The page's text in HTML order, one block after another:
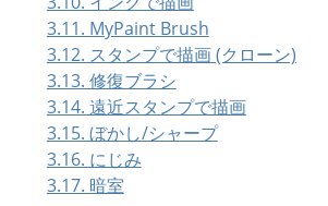
3.11. MyPaint Brush
3.12. スタンプで描画 (クローン)
3.13. 修復ブラシ
3.14. 遠近スタンプで描画
3.15. ぼかし/シャープ
3.16. にじみ
3.17. 暗室